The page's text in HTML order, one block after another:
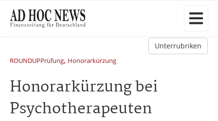
Unterrubriken
ROUNDUPPrüfung, Honorarkürzung
Honorarkürzung bei
Psychotherapeuten